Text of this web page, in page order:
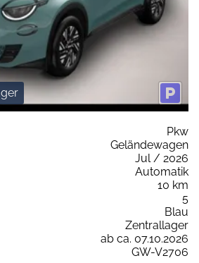
Pkw
Geländewagen
Jul / 2026
Automatik
10 km
5
Blau
Zentrallager
ab ca. 07.10.2026
GW-V2706